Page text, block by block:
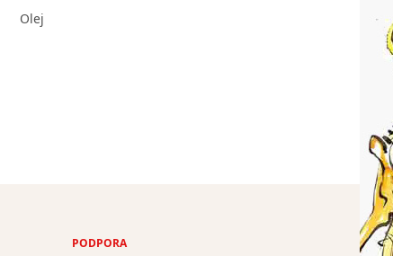
Olej
PODPORA